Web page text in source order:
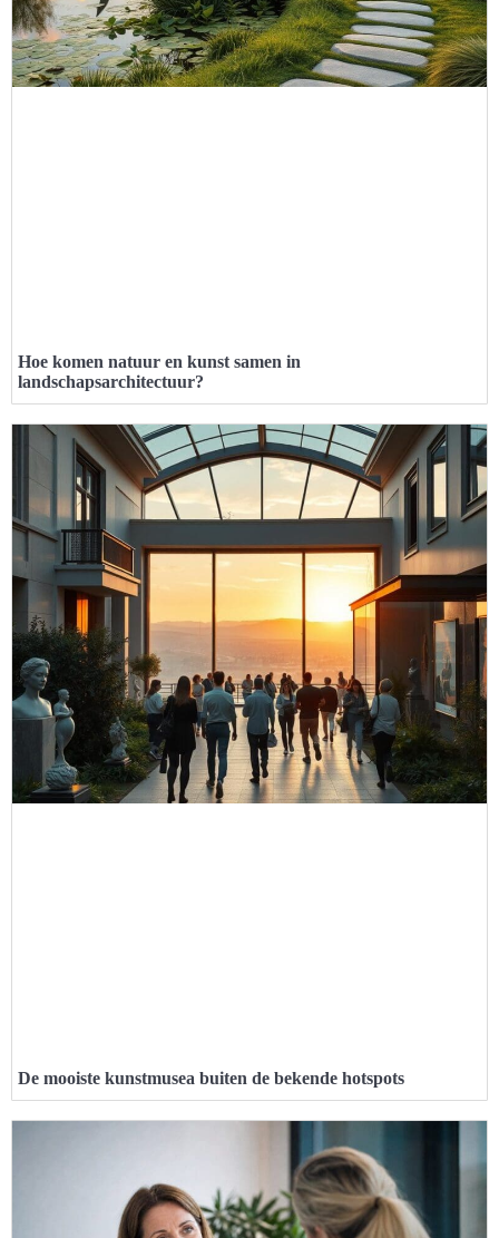
Hoe komen natuur en kunst samen in
landschapsarchitectuur?
De mooiste kunstmusea buiten de bekende hotspots